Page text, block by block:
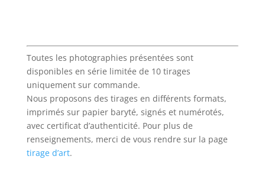
Toutes les photographies présentées sont
disponibles en série limitée de 10 tirages
uniquement sur commande.
Nous proposons des tirages en différents formats,
imprimés sur papier baryté, signés et numérotés,
avec certificat d’authenticité. Pour plus de
renseignements, merci de vous rendre sur la page
tirage d’art.